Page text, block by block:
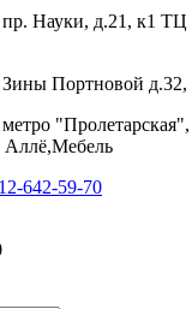
пр. Науки, д.21, к1
Зины Портновой д.32,
Аллё,Мебель
642-59-70